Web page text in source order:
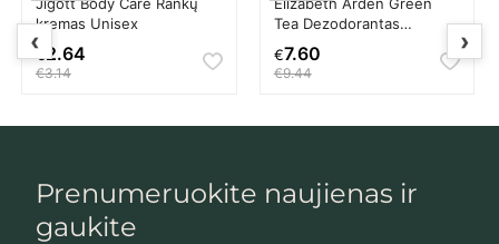
kremas Unisex
€2.64
€3.14
Tea Dezodorantas
Dezodorantas ir
antiperspirantas Moterims
€7.60
€9.44
‹ ›
Prenumeruokite naujienas ir
gaukite